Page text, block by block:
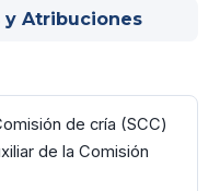
Atribuciones
de cría (SCC)
de la Comisión